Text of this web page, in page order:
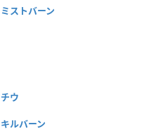
ミストバーン
チウ
キルバーン